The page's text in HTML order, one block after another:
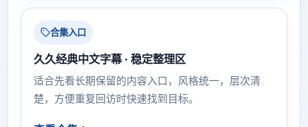
合集入口
久久经典中文字幕 · 稳定整理区
适合先看长期保留的内容入口，风格统一，层次清
楚，方便重复回访时快速找到目标。